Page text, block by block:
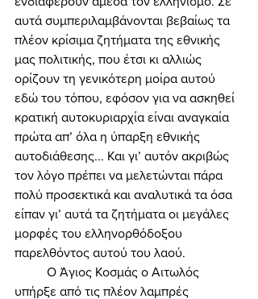
αυτά συμπεριλαμβάνονται βεβαίως τα
πλέον κρίσιμα ζητήματα της εθνικής
μας πολιτικής, που έτσι κι αλλιώς
ορίζουν τη γενικότερη μοίρα αυτού
εδώ του τόπου, εφόσον για να ασκηθεί
κρατική αυτοκυριαρχία είναι αναγκαία
πρώτα απ’ όλα η ύπαρξη εθνικής
αυτοδιάθεσης... Και γι’ αυτόν ακριβώς
τον λόγο πρέπει να μελετώνται πάρα
πολύ προσεκτικά και αναλυτικά τα όσα
είπαν γι’ αυτά τα ζητήματα οι μεγάλες
μορφές του ελληνορθόδοξου
παρελθόντος αυτού του λαού.
υπήρξε από τις πλέον λαμπρές